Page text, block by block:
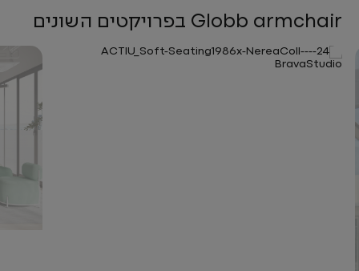
Globb armchair בפרויקטים השונים